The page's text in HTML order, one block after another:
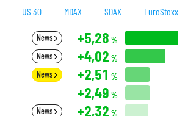
US 30 MDAX SDAX EuroStoxx
News +5,28 %
News +4,02 %
News +2,51 %
+2,49 %
News +2,32 %